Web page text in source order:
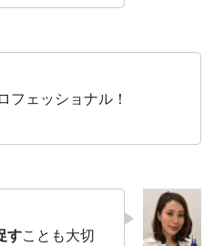
フェッショナル！
すことも大切